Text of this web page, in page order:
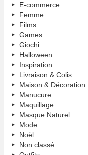
E-commerce
Femme
Films
Games
Giochi
Halloween
Inspiration
Livraison & Colis
Maison & Décoration
Manucure
Maquillage
Masque Naturel
Mode
Noël
Non classé